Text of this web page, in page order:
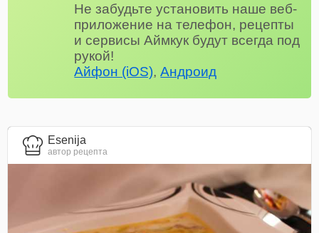
Не забудьте установить наше веб-
приложение на телефон, рецепты
и сервисы Аймкук будут всегда под
рукой!
Айфон (iOS),Андроид
Esenija
автор рецепта